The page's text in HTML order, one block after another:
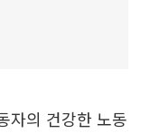
자의 건강한 노동